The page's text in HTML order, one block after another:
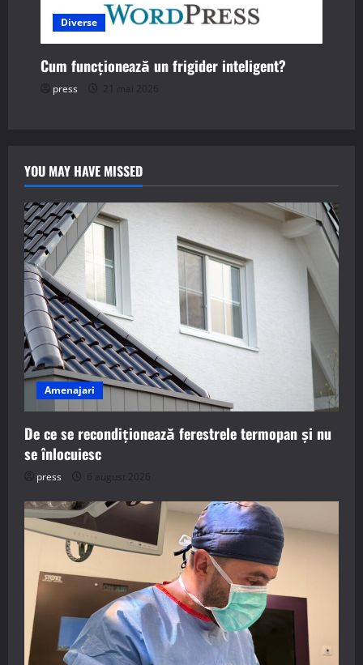
Diverse
Cum funcționează un frigider inteligent?
press 21 mai 2026
YOU MAY HAVE MISSED
Amenajari
De ce se recondiționează ferestrele termopan și nu
se înlocuiesc
press 6 august 2026